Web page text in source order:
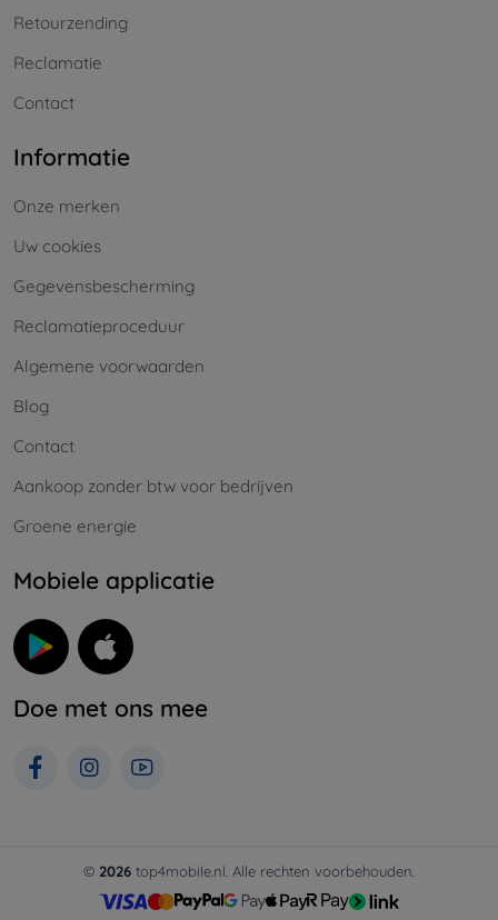
Retourzending
Reclamatie
Contact
Informatie
Onze merken
Uw cookies
Gegevensbescherming
Reclamatieproceduur
Algemene voorwaarden
Blog
Contact
Aankoop zonder btw voor bedrijven
Groene energie
Mobiele applicatie
Doe met ons mee
© 2026 top4mobile.nl. Alle rechten voorbehouden.